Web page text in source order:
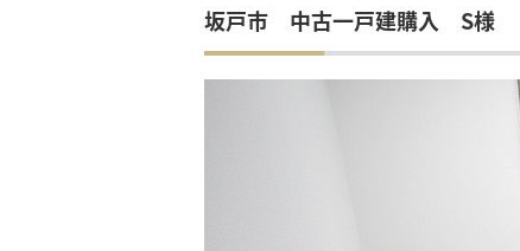
坂戸市 中古一戸建購入 S様